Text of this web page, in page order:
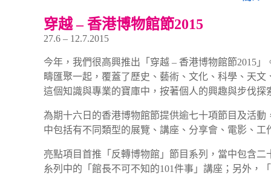
穿越 – 香港博物館節2015
27.6 – 12.7.2015
今年，我們很高興推出「穿越 – 香港博物館節2015
疇匯聚一起，覆蓋了歷史、藝術、文化、科學、天
這個知識與專業的寶庫中，按著個人的興趣與步伐探
為期十六日的香港博物館節提供逾七十項節目及活
中包括有不同類型的展覽、講座、分享會、電影、
亮點項目首推「反轉博物館」節目系列，當中包含
糸列中的「館長不可不知的101件事」講座；另外，